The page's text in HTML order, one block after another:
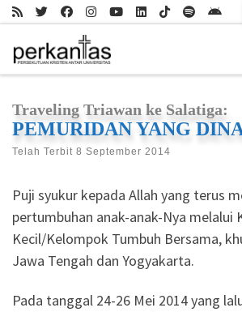
Skip to content
Traveling Triawan ke Salatiga:
PEMURIDAN YANG
Telah Terbit 8 September 2014
Puji syukur kepada Allah yang terus
pertumbuhan anak-anak-Nya melalui
Kecil/Kelompok Tumbuh Bersama,
Jawa Tengah dan Yogyakarta.
Pada tanggal 24-26 Mei 2014 yang